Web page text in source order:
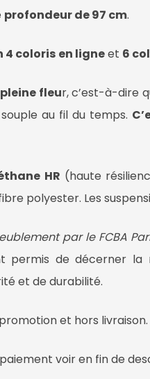
profondeur de 97 cm.
4 coloris en ligneet 6
fleur, c’est-à-dire
au fil du temps.
HR (haute
polyester. Les
par le FCBA
permis de décerner la
et de durabilité.
et hors livraison.
voir en fin de